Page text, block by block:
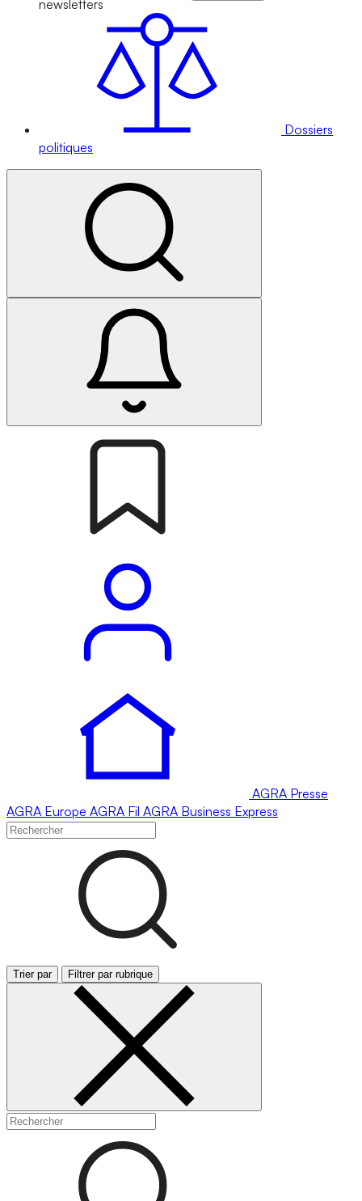
newsletters
Dossiers
politiques
AGRA Presse
AGRA Europe AGRA Fil AGRA Business Express
Trier par Filtrer par rubrique